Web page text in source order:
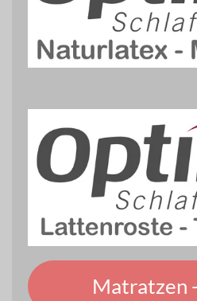
Matratzen